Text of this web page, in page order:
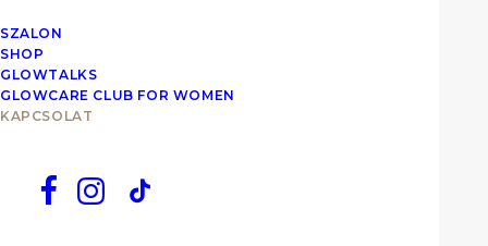
SZALON
SHOP
GLOWTALKS
GLOWCARE CLUB FOR WOMEN
KAPCSOLAT
Elérhetőségek:
1126 Budapest
Süss Nándor sétány 24.
+36 70 283 5175